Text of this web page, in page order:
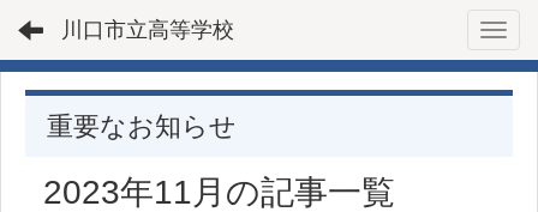
川口市立高等学校
重要なお知らせ
2023年11月の記事一覧